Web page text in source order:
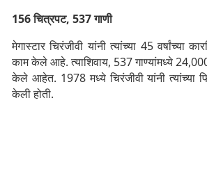
156 चित्रपट, 537 गाणी
मेगास्टार चिरंजीवी यांनी त्यांच्या 45 वर्षांच्या
काम केले आहे. त्याशिवाय, 537 गाण्यांमध्ये
केले आहेत. 1978 मध्ये चिरंजीवी यांनी त्यांच्या
केली होती.